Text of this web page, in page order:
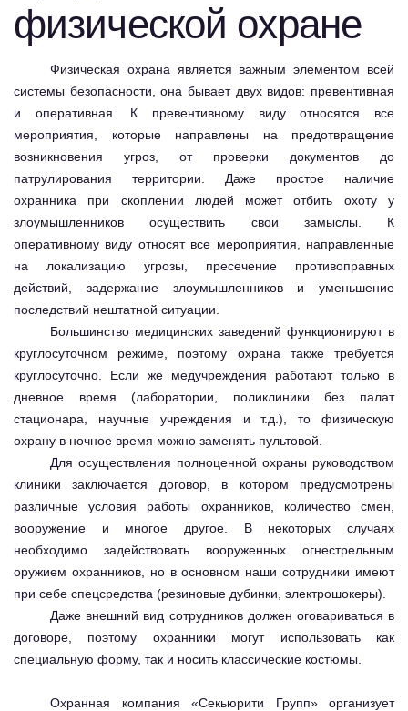
физической охране
Физическая охрана является важным элементом всей
системы безопасности, она бывает двух видов: превентивная
и оперативная. К превентивному виду относятся все
мероприятия, которые направлены на предотвращение
возникновения угроз, от проверки документов до
патрулирования территории. Даже простое наличие
охранника при скоплении людей может отбить охоту у
злоумышленников осуществить свои замыслы. К
оперативному виду относят все мероприятия, направленные
на локализацию угрозы, пресечение противоправных
действий, задержание злоумышленников и уменьшение
последствий нештатной ситуации.
Большинство медицинских заведений функционируют в
круглосуточном режиме, поэтому охрана также требуется
круглосуточно. Если же медучреждения работают только в
дневное время (лаборатории, поликлиники без палат
стационара, научные учреждения и т.д.), то физическую
охрану в ночное время можно заменять пультовой.
Для осуществления полноценной охраны руководством
клиники заключается договор, в котором предусмотрены
различные условия работы охранников, количество смен,
вооружение и многое другое. В некоторых случаях
необходимо задействовать вооруженных огнестрельным
оружием охранников, но в основном наши сотрудники имеют
при себе спецсредства (резиновые дубинки, электрошокеры).
Даже внешний вид сотрудников должен оговариваться в
договоре, поэтому охранники могут использовать как
специальную форму, так и носить классические костюмы.
Охранная компания «Секьюрити Групп» организует